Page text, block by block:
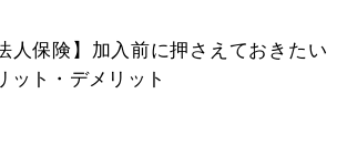
人保険】加入前に押さえておきたい
ット・デメリット